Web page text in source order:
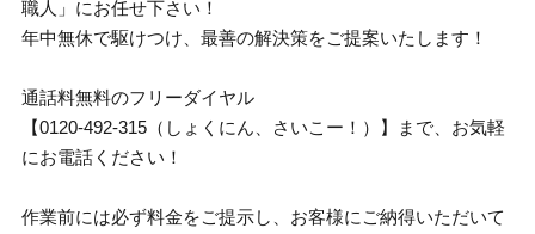
職人」にお任せ下さい！
年中無休で駆けつけ、最善の解決策をご提案いたします！
通話料無料のフリーダイヤル
【0120-492-315（しょくにん、さいこー！）】まで、お気軽
にお電話ください！
作業前には必ず料金をご提示し、お客様にご納得いただいて